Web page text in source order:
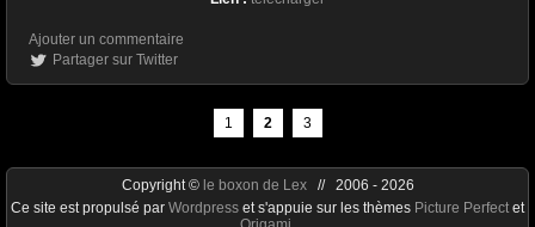
Ajouter un commentaire
Partager sur Twitter
1 2 3
Copyright © le boxon de Lex// 2006 - 2026
Ce site est propulsé par Wordpress et s'appuie sur les thèmes Picture Perfect et